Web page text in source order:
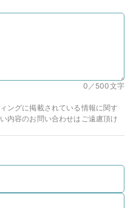
0／500文字
ングに掲載されている情報に関す
内容のお問い合わせはご遠慮頂け